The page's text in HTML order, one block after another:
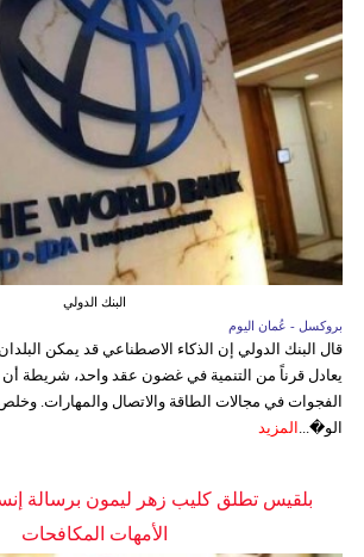
البنك الدولي
بروكسل - عُمان اليوم
قال البنك الدولي إن الذكاء الاصطناعي قد يمكن
يعادل قرناً من التنمية في غضون عقد واحد، شريطة
الفجوات في مجالات الطاقة والاتصال والمهارات.
الو�... المزيد
بلقيس تطلق كليب زهر ليمون برسالة
الأمهات المكافحات